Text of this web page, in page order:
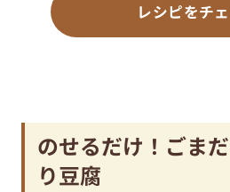
レシピをチ
のせるだけ！ごま
り豆腐